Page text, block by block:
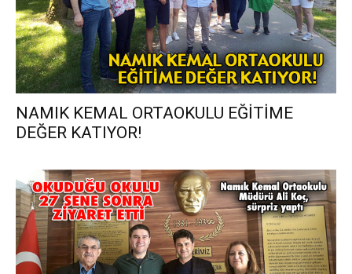
NAMIK KEMAL ORTAOKULU EĞİTİME
DEĞER KATIYOR!